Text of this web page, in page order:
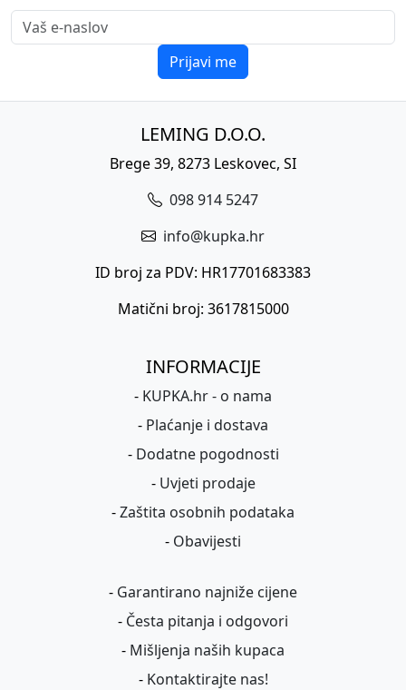
Prijavi me
LEMING D.O.O.
Brege 39, 8273 Leskovec, SI
098 914 5247
info@kupka.hr
ID broj za PDV: HR17701683383
Matični broj: 3617815000
INFORMACIJE
- KUPKA.hr - o nama
- Plaćanje i dostava
- Dodatne pogodnosti
- Uvjeti prodaje
-Zaštita osobnih podataka
- Obavijesti
- Garantirano najniže cijene
- Česta pitanja i odgovori
- Mišljenja naših kupaca
- Kontaktirajte nas!